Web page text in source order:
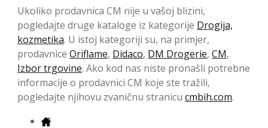
Ukoliko prodavnica CM nije u vašoj blizini,
pogledajte druge kataloge iz kategorije Drogija,
kozmetika. U istoj kategoriji su, na primjer,
prodavnice Oriflame, Didaco, DM Drogerie, CM,
Izbor trgovine. Ako kod nas niste pronašli potrebne
informacije o prodavnici CM koje ste tražili,
pogledajte njihovu zvaničnu stranicu cmbih.com.